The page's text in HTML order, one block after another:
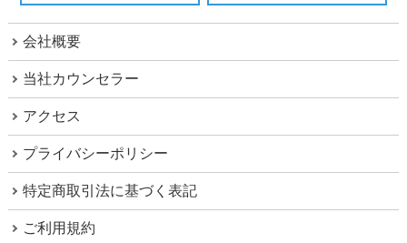
会社概要
当社カウンセラー
アクセス
プライバシーポリシー
特定商取引法に基づく表記
ご利用規約